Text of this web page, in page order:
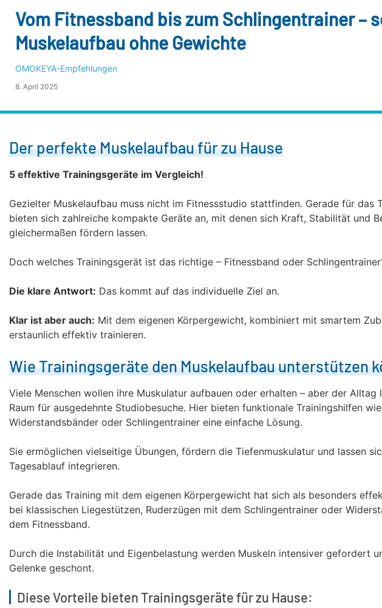
Vom Fitnessband bis zum Schlingen­trainer –
Muskel­aufbau ohne Gewichte
OMOKEYA-Empfehlungen
8. April 2025
Der perfekte Muskelaufbau für zu Hause
5 effektive Trainingsgeräte im Vergleich!
Gezielter Muskelaufbau muss nicht im Fitnessstudio stattfinden. Gerade für das
bieten sich zahlreiche kompakte Geräte an, mit denen sich Kraft, Stabilität und
gleichermaßen fördern lassen.
Doch welches Trainingsgerät ist das richtige – Fitnessband oder
Die klare Antwort: Das kommt auf das individuelle Ziel an.
Klar ist aber auch: Mit dem eigenen Körpergewicht, kombiniert mit smartem
erstaunlich effektiv trainieren.
Wie Trainingsgeräte den Muskelaufbau unterstützen
Viele Menschen wollen ihre Muskulatur aufbauen oder erhalten – aber der Alltag
Raum für ausgedehnte Studiobesuche. Hier bieten funktionale Trainingshilfen wie
Widerstandsbänder oder Schlingentrainer eine einfache Lösung.
Sie ermöglichen vielseitige Übungen, fördern die Tiefenmuskulatur und lassen
Tagesablauf integrieren.
Gerade das Training mit dem eigenen Körpergewicht hat sich als besonders
bei klassischen Liegestützen, Ruderzügen mit dem Schlingentrainer oder
dem Fitnessband.
Durch die Instabilität und Eigenbelastung werden Muskeln intensiver gefordert
Gelenke geschont.
Diese Vorteile bieten Trainingsgeräte für zu Hause: